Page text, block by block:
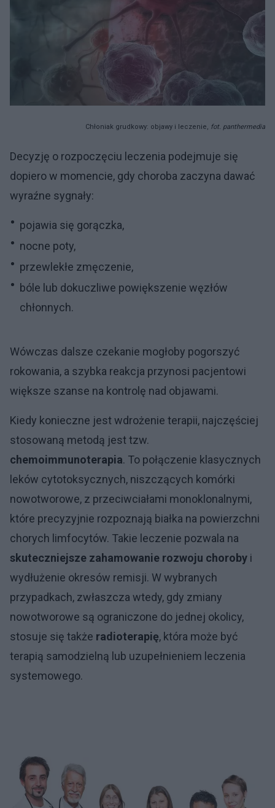
Chłoniak grudkowy: objawy i leczenie, fot. panthermedia
Decyzję o rozpoczęciu leczenia podejmuje się
dopiero w momencie, gdy choroba zaczyna dawać
wyraźne sygnały:
pojawia się gorączka,
nocne poty,
przewlekłe zmęczenie,
bóle lub dokuczliwe powiększenie węzłów
chłonnych.
Wówczas dalsze czekanie mogłoby pogorszyć
rokowania, a szybka reakcja przynosi pacjentowi
większe szanse na kontrolę nad objawami.
Kiedy konieczne jest wdrożenie terapii, najczęściej
stosowaną metodą jest tzw.
chemoimmunoterapia. To połączenie klasycznych
leków cytotoksycznych, niszczących komórki
nowotworowe, z przeciwciałami monoklonalnymi,
które precyzyjnie rozpoznają białka na powierzchni
chorych limfocytów. Takie leczenie pozwala na
skuteczniejsze zahamowanie rozwoju choroby i
wydłużenie okresów remisji. W wybranych
przypadkach, zwłaszcza wtedy, gdy zmiany
nowotworowe są ograniczone do jednej okolicy,
stosuje się także radioterapię, która może być
terapią samodzielną lub uzupełnieniem leczenia
systemowego.